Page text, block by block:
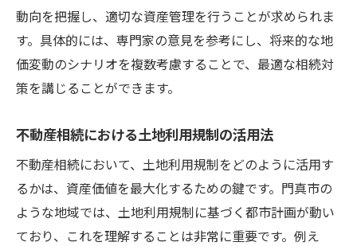
相続税制の基本的な仕組みを理解する
門真市で利用可能な税制優遇措置の一覧
税制優遇を活用した効果的な相続計画
税理士と相談して最大限の税制優遇を得る
相続税の負担軽減策の具体例
不動産相続のプロフェッショナルと連携してリ
スクを回避
不動産相続専門の弁護士との連携
動向を把握し、適切な資産管理を行うことが求められま
す。具体的には、専門家の意見を参考にし、将来的な地
価変動のシナリオを複数考慮することで、最適な相続対
策を講じることができます。
不動産相続における土地利用規制の活用法
不動産相続において、土地利用規制をどのように活用す
るかは、資産価値を最大化するための鍵です。門真市の
ような地域では、土地利用規制に基づく都市計画が動い
ており、これを理解することは非常に重要です。例え